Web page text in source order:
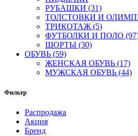
РУБАШКИ (31)
ТОЛСТОВКИ И
ТРИКОТАЖ (5)
ФУТБОЛКИ И ПОЛО
ШОРТЫ (30)
ОБУВЬ (59)
ЖЕНСКАЯ ОБУВЬ (17)
МУЖСКАЯ ОБУВЬ (44)
Фильтр
Распродажа
Акция
Бренд